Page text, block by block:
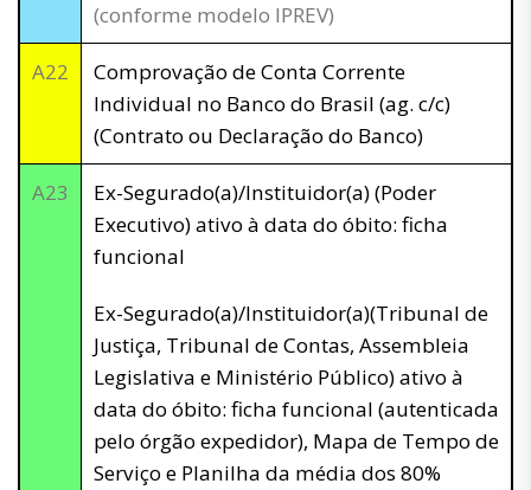
(conforme modelo IPREV)
A22
Comprovação de Conta Corrente
Individual no Banco do Brasil (ag. c/c)
(Contrato ou Declaração do Banco)
A23
Ex-Segurado(a)/Instituidor(a) (Poder
Executivo) ativo à data do óbito: ficha
funcional
Ex-Segurado(a)/Instituidor(a)(Tribunal de
Justiça, Tribunal de Contas, Assembleia
Legislativa e Ministério Público) ativo à
data do óbito: ficha funcional (autenticada
pelo órgão expedidor), Mapa de Tempo de
Serviço e Planilha da média dos 80%